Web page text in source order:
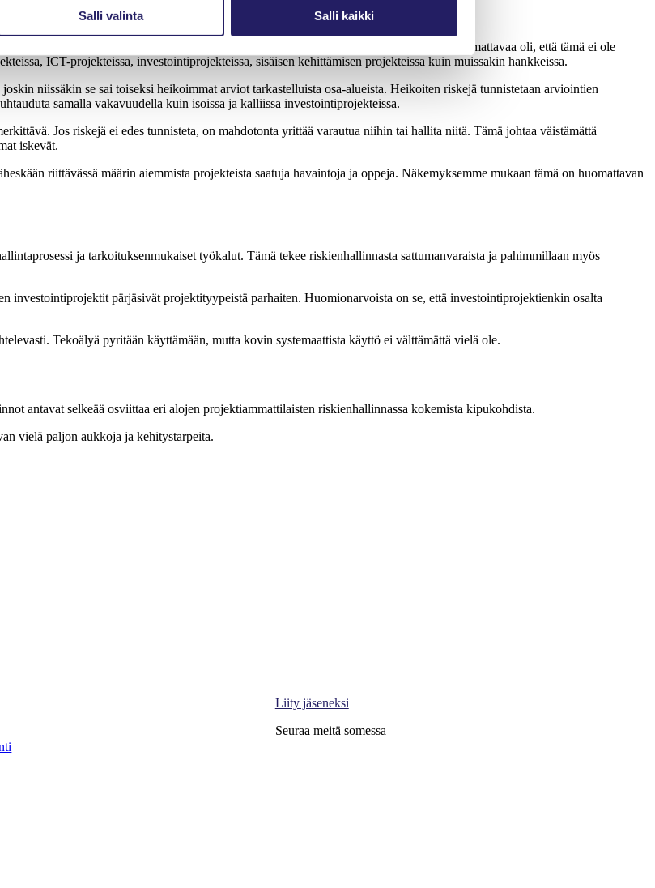
Salli valinta Salli kaikki
olevan keskeinen pullonkaula projektien riskienhallintaprosessissa. Erityisen huomattavaa oli, että tämä ei ole
ICT-projekteissa, investointiprojekteissa, sisäisen kehittämisen projekteissa kuin muissakin hankkeissa.
niissäkin se sai toiseksi heikoimmat arviot tarkastelluista osa-alueista. Heikoiten riskejä tunnistetaan arviointien
samalla vakavuudella kuin isoissa ja kalliissa investointiprojekteissa.
Jos riskejä ei edes tunnisteta, on mahdotonta yrittää varautua niihin tai hallita niitä. Tämä johtaa väistämättä
iskevät.
riittävässä määrin aiemmista projekteista saatuja havaintoja ja oppeja. Näkemyksemme mukaan tämä on huomattavan
ja tarkoituksenmukaiset työkalut. Tämä tekee riskienhallinnasta sattumanvaraista ja pahimmillaan myös
investointiprojektit pärjäsivät projektityypeistä parhaiten. Huomionarvoista on se, että investointiprojektienkin osalta
Tekoälyä pyritään käyttämään, mutta kovin systemaattista käyttö ei välttämättä vielä ole.
antavat selkeää osviittaa eri alojen projektiammattilaisten riskienhallinnassa kokemista kipukohdista.
vielä paljon aukkoja ja kehitystarpeita.
Liity jäseneksi
Seuraa meitä somessa